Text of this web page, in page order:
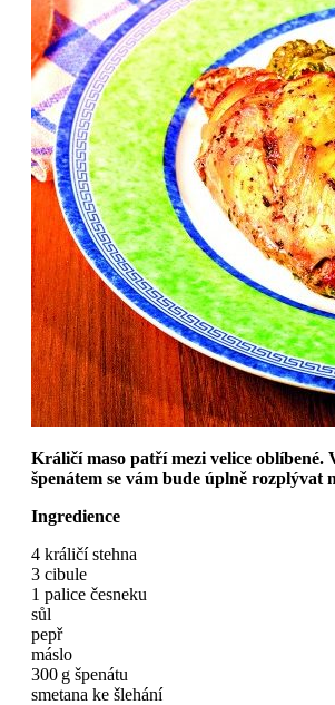
Králičí maso patří mezi velice oblíbené.
špenátem se vám bude úplně rozplývat
Ingredience
4 králičí stehna
3 cibule
1 palice česneku
sůl
pepř
máslo
300 g špenátu
smetana ke šlehání